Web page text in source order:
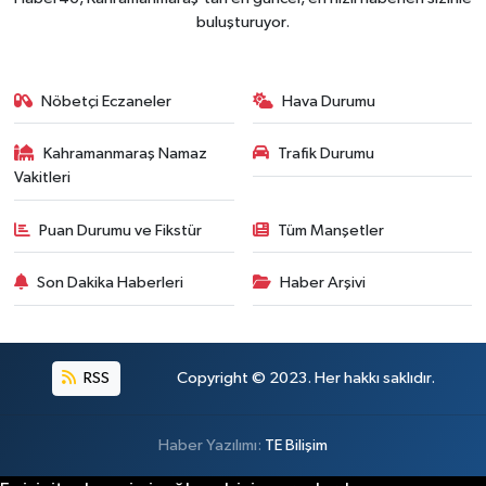
Kahramanmaraş'ın Tarihi Mirası İçin Ankara'da
buluşturuyor.
Nöbetçi Eczaneler Hava Durumu
Kahramanmaraş Namaz
Vakitleri
Trafik Durumu
Puan Durumu ve Fikstür Tüm Manşetler
Son Dakika Haberleri Haber Arşivi
RSS Copyright © 2023. Her hakkı saklıdır.
Haber Yazılımı: TE Bilişim